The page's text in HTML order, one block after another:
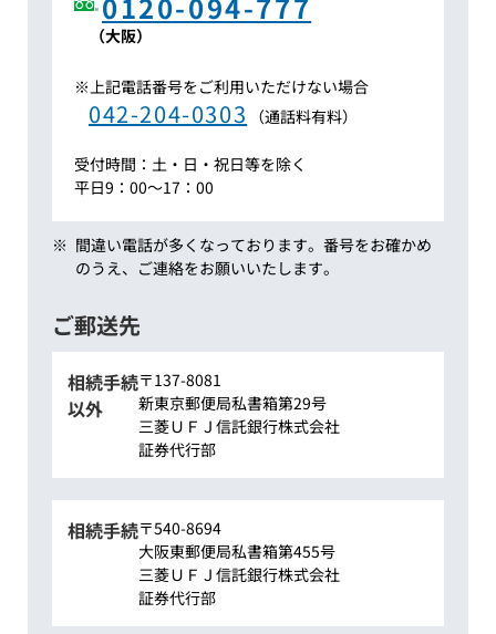
（大阪）
※上記電話番号をご利用いただけない場合
042-204-0303 （通話料有料）
受付時間：土・日・祝日等を除く
平日9：00～17：00
※ 間違い電話が多くなっております。番号をお確かめ
のうえ、ご連絡をお願いいたします。
ご郵送先
相続手続
以外
〒137-8081
新東京郵便局私書箱第29号
三菱ＵＦＪ信託銀行株式会社
証券代行部
相続手続〒540-8694
大阪東郵便局私書箱第455号
三菱ＵＦＪ信託銀行株式会社
証券代行部